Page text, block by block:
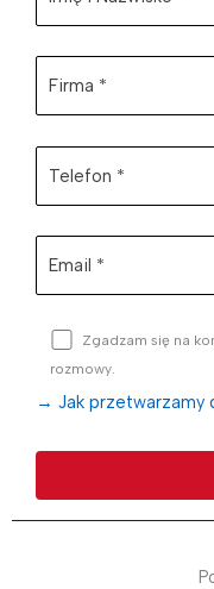
Zgadzam się na
rozmowy.
→ Jak przetwarzamy